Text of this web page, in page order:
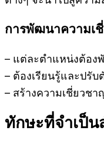
การพัฒนาความเ
– แต่ละตำแหน่งต้อง
– ต้องเรียนรู้และปรั
– สร้างความเชี่ยวชา
ทักษะที่จำเป็